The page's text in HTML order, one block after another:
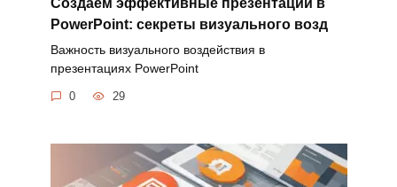
PowerPoint: секреты визуального возд
Важность визуального воздействия в
презентациях PowerPoint
0 29